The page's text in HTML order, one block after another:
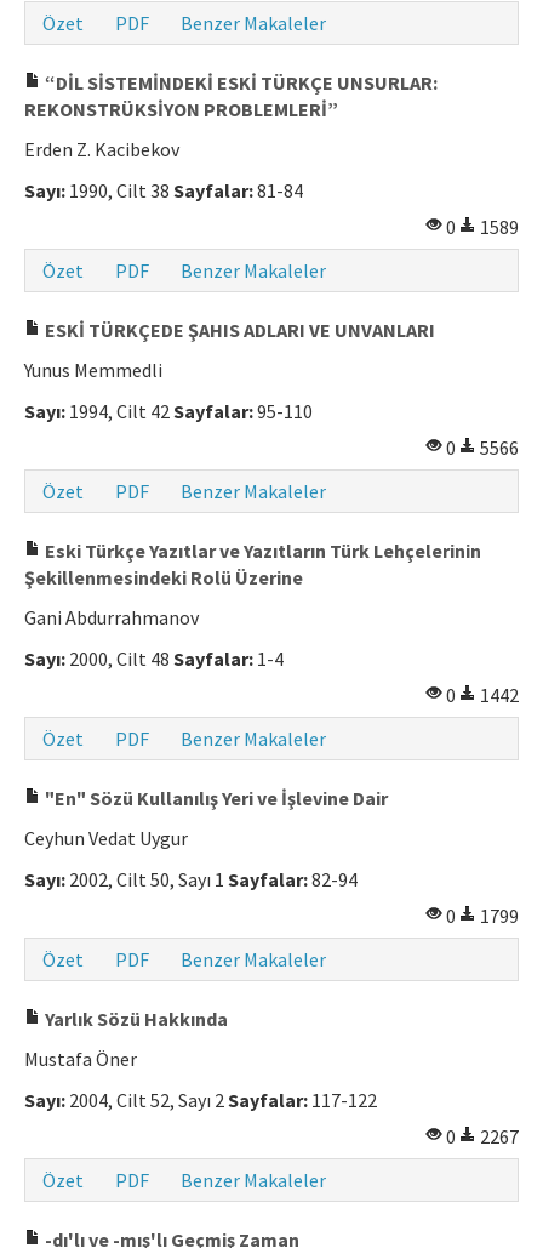
Özet
PDF Benzer Makaleler
“DİL SİSTEMİNDEKİ ESKİ TÜRKÇE UNSURLAR:
REKONSTRÜKSİYON PROBLEMLERİ”
Erden Z. Kacibekov
Sayı: 1990, Cilt 38 Sayfalar:81-84
0
1589
Özet
PDF Benzer Makaleler
ESKİ TÜRKÇEDE ŞAHIS ADLARI VE UNVANLARI
Yunus Memmedli
Sayı: 1994, Cilt 42Sayfalar:95-110
0
5566
Özet
PDF Benzer Makaleler
Eski Türkçe Yazıtlar ve Yazıtların Türk Lehçelerinin
Şekillenmesindeki Rolü Üzerine
Gani Abdurrahmanov
Sayı: 2000, Cilt 48 Sayfalar: 1-4
0
1442
Özet
PDF Benzer Makaleler
"En" Sözü Kullanılış Yeri ve İşlevine Dair
Ceyhun Vedat Uygur
Sayı: 2002, Cilt 50, Sayı 1 Sayfalar:82-94
0
1799
Özet
PDF Benzer Makaleler
Yarlık Sözü Hakkında
Mustafa Öner
Sayı: 2004, Cilt 52, Sayı 2Sayfalar: 117-122
0
2267
Özet
PDF Benzer Makaleler
-dı'lı ve -mış'lı Geçmiş Zaman